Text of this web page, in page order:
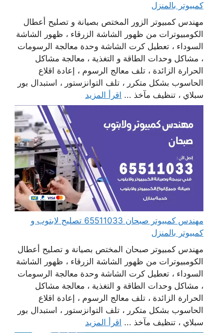
كمبيوتر بالمنزل
مهندس كمبيوتر الزور المختص بصيانة و تصليح أعطال
الكومبيوترات من ظهور الشاشة الزرقاء ، ظهور الشاشة
السوداء ، تعطيل كرت الشاشة وحدة معالجة الرسومات
، مشاكل وحدات الطاقة و التغذية ، معالجة مشاكل
الحرارة الزائدة ، تلف معالج الرسوم ، إعادة اقلاع
الحاسوب بشكل متكرر ، تلف التوانزستور ، استبدال بور
سبلاي ، تنظيف مآخذ ... اقرأ المزيد
مهندس كمبيوتر صبحان 65511033 تصليح لابتوب و
كمبيوتر بالمنزل
مهندس كمبيوتر صبحان المختص بصيانة و تصليح أعطال
الكومبيوترات من ظهور الشاشة الزرقاء ، ظهور الشاشة
السوداء ، تعطيل كرت الشاشة وحدة معالجة الرسومات
، مشاكل وحدات الطاقة و التغذية ، معالجة مشاكل
الحرارة الزائدة ، تلف معالج الرسوم ، إعادة اقلاع
الحاسوب بشكل متكرر ، تلف التوانزستور ، استبدال بور
سبلاي ، تنظيف مآخذ ... اقرأ المزيد